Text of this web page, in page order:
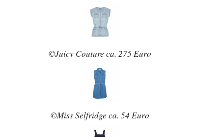
©Juicy Couture ca. 275 Euro
©Miss Selfridge ca. 54 Euro